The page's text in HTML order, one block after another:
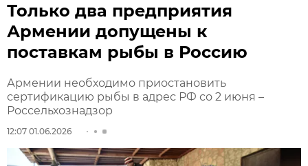
Только два предприятия
Армении допущены к
поставкам рыбы в Россию
Армении необходимо приостановить
сертификацию рыбы в адрес РФ со 2 июня –
Россельхознадзор
12:07 01.06.2026